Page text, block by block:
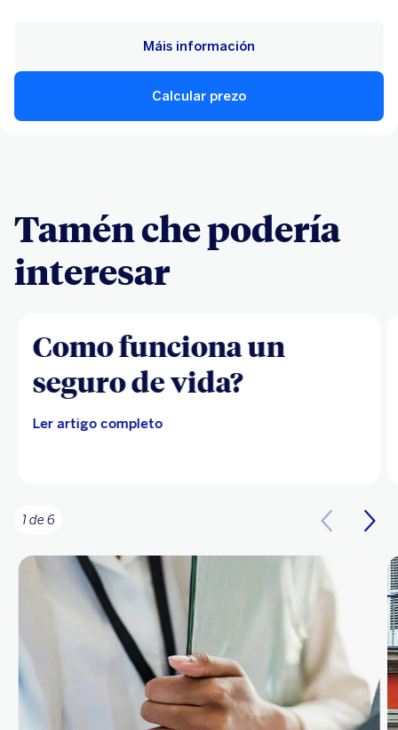
Calcular prezo
Máis información
Tamén che podería
interesar
Como funciona un
seguro de vida?
Ler artigo completo
1 de 6